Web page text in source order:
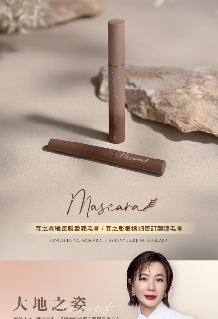
※ 交易是否成功請以「AFTEE先享後付 」之結帳頁面顯示為準，若有關於
是否繳費成功／繳費後需取消欲退款等相關疑問，請聯繫「AFTEE先享後付
客戶支援中心」https://netprotections.freshdesk.com/support/home
２．關於個人資料處理事宜，請瀏覽以下網址：
３．未成年的使用者請事先徵得法定代理人或監護人之同意方可使用
「AFTEE先享後付」，若未經同意申辦者引起之損失，本公司不負相關責
４．使用「AFTEE先享後付」時，將依據個別帳號之用戶狀況，依本公司即
時審查核予不同之上限額度；若仍有額度不足之情形，本公司將視審查結果
請求用戶進行身份認證。
５．嚴禁一人註冊多個帳號或使用他人資訊註冊。若發現惡意使用之情形，
恩沛科技股份有限公司將有權停止該用戶之使用額度並採取法律行動。
付款後7-11取貨
每筆NT$65，滿NT$499(含以上)免運費
宅配
每筆NT$120，滿NT$499(含以上)免運費